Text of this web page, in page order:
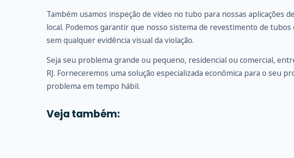
Também usamos inspeção de vídeo no tubo para nossas aplicações
local. Podemos garantir que nosso sistema de revestimento de
sem qualquer evidência visual da violação.
Seja seu problema grande ou pequeno, residencial ou comercial,
RJ. Forneceremos uma solução especializada econômica para o seu
problema em tempo hábil.
Veja também: